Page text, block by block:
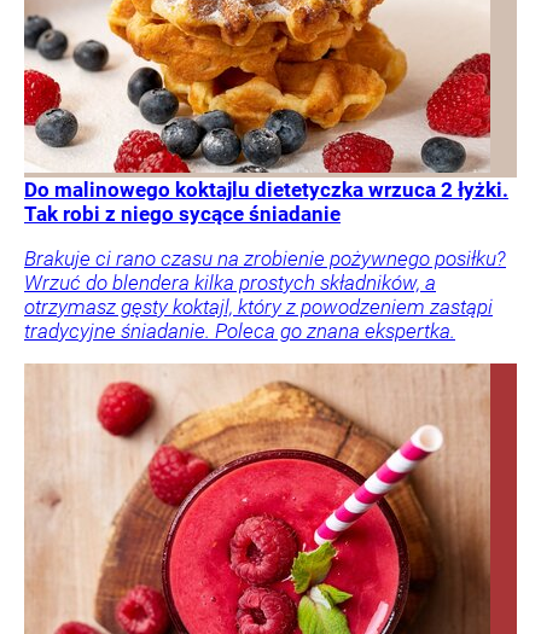
Do malinowego koktajlu dietetyczka wrzuca 2 łyżki.
Tak robi z niego sycące śniadanie
Brakuje ci rano czasu na zrobienie pożywnego posiłku?
Wrzuć do blendera kilka prostych składników, a
otrzymasz gęsty koktajl, który z powodzeniem zastąpi
tradycyjne śniadanie. Poleca go znana ekspertka.